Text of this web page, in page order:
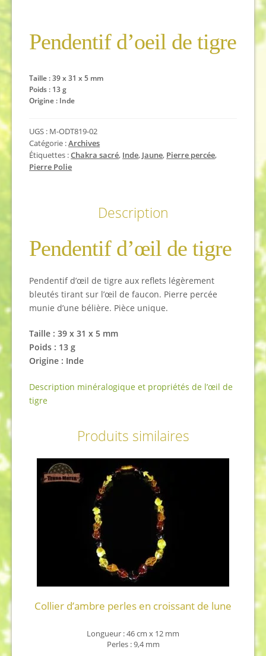
Pendentif d’oeil de tigre
Taille : 39 x 31 x 5 mm
Poids : 13 g
Origine : Inde
UGS : M-ODT819-02
Catégorie :Archives
Étiquettes :Chakra sacré, Inde, Jaune, Pierre percée,
Pierre Polie
Description
Pendentif d’œil de tigre
Pendentif d’œil de tigre aux reflets légèrement
bleutés tirant sur l’œil de faucon. Pierre percée
munie d’une bélière. Pièce unique.
Taille : 39 x 31 x 5 mm
Poids : 13 g
Origine : Inde
Description minéralogique et propriétés de l’œil de
tigre
Produits similaires
Collier d’ambre perles en croissant de lune
Longueur : 46 cm x 12 mm
Perles : 9,4 mm